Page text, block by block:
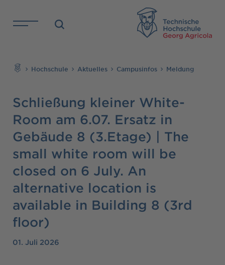
Direkt zu den Inhalten springen
Hochschule Aktuelles Campusinfos Meldung
Schließung kleiner White-
Room am 6.07. Ersatz in
Gebäude 8 (3.Etage) | The
small white room will be
closed on 6 July. An
alternative location is
available in Building 8 (3rd
floor)
01. Juli 2026